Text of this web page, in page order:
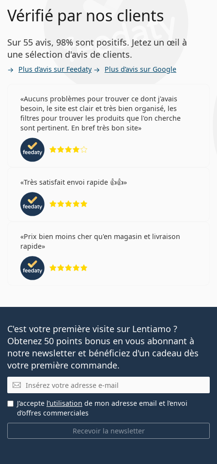
Vérifié par nos clients
Sur 55 avis, 98% sont positifs. Jetez un œil à
une sélection d'avis de clients.
Plus d’avis sur Feedaty Plus d’avis sur Google
Aucuns problèmes pour trouver ce dont j'avais
besoin, le site est clair et très bien organisé, les
filtres pour trouver les produits que l'on cherche
sont pertinent. En bref très bon site
Très satisfait envoi rapide 👍👍
Prix bien moins cher qu'en magasin et livraison
rapide
C'est votre première visite sur Lentiamo ?
Obtenez 50 points bonus en vous abonnant à
notre newsletter et bénéficiez d'un cadeau dès
votre première commande.
E-mail
Recevoir la newsletter
J’accepte l’utilisation de mon adresse email et l’envoi
d’offres commerciales